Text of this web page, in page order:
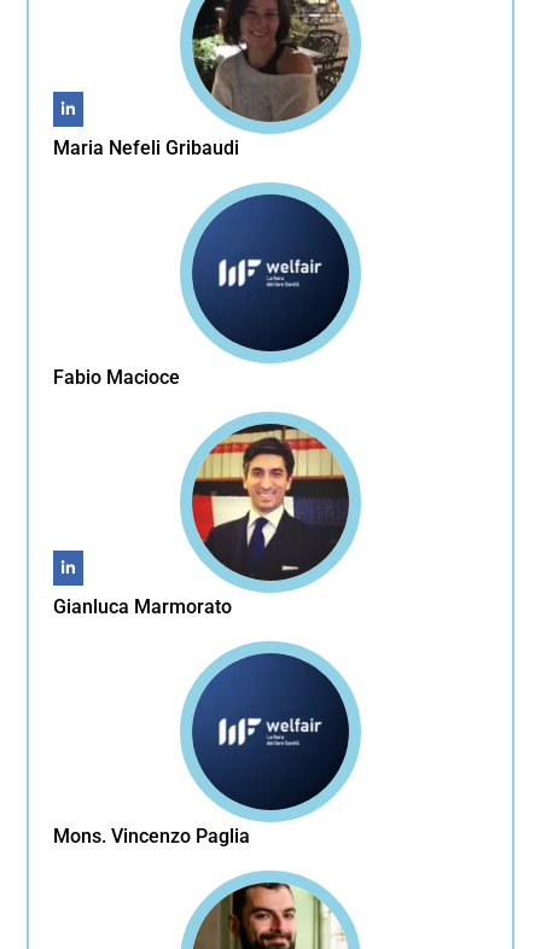
Maria Nefeli Gribaudi
Fabio Macioce
Gianluca Marmorato
Mons. Vincenzo Paglia